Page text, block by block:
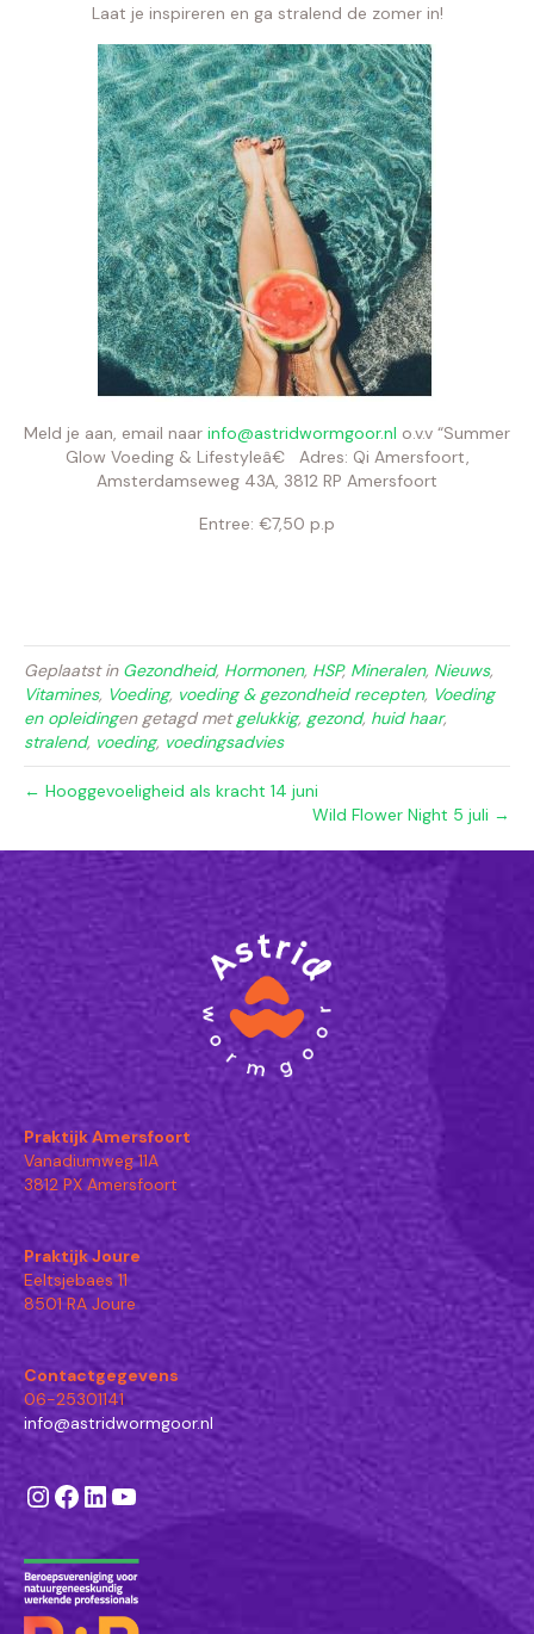
Laat je inspireren en ga stralend de zomer in!
Meld je aan, email naar info@astridwormgoor.nl o.v.v “Summer
Glow Voeding & Lifestyleâ€ Adres: Qi Amersfoort,
Amsterdamseweg 43A, 3812 RP Amersfoort
Entree: €7,50 p.p
Geplaatst in Gezondheid, Hormonen, HSP, Mineralen, Nieuws,
Vitamines, Voeding, voeding & gezondheid recepten, Voeding
en opleidingen getagd metgelukkig, gezond, huid haar,
stralend, voeding, voedingsadvies
← Hooggevoeligheid als kracht 14 juni
Wild Flower Night 5 juli →
Praktijk Amersfoort
Vanadiumweg 11A
3812 PX Amersfoort
Praktijk Joure
Eeltsjebaes 11
8501 RA Joure
Contactgegevens
06-25301141
info@astridwormgoor.nl
Instagram
Facebook
LinkedIn
YouTube